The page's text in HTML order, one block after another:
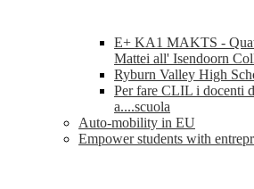
E+ KA1 MAKTS -
Mattei all' Isendoorn
Ryburn Valley High
Per fare CLIL i docenti
a....scuola
Auto-mobility in EU
Empower students with